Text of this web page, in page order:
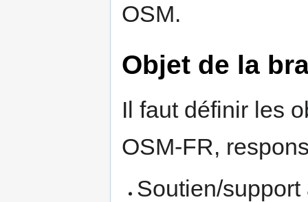
OSM.
Objet de la
Il faut définir les
OSM-FR,
Soutien/